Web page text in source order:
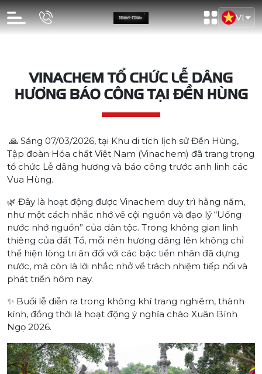
VI
VINACHEM TỔ CHỨC LỄ DÂNG
HƯƠNG BÁO CÔNG TẠI ĐỀN HÙNG
🙏 Sáng 07/03/2026, tại Khu di tích lịch sử Đền Hùng,
Tập đoàn Hóa chất Việt Nam (Vinachem) đã trang trọng
tổ chức Lễ dâng hương và báo công trước anh linh các
Vua Hùng.
🌿 Đây là hoạt động được Vinachem duy trì hằng năm,
như một cách nhắc nhớ về cội nguồn và đạo lý “Uống
nước nhớ nguồn” của dân tộc. Trong không gian linh
thiêng của đất Tổ, mỗi nén hương dâng lên không chỉ
thể hiện lòng tri ân đối với các bậc tiền nhân đã dựng
nước, mà còn là lời nhắc nhở về trách nhiệm tiếp nối và
phát triển hôm nay.
✨ Buổi lễ diễn ra trong không khí trang nghiêm, thành
kính, đồng thời là hoạt động ý nghĩa chào Xuân Bính
Ngọ 2026.